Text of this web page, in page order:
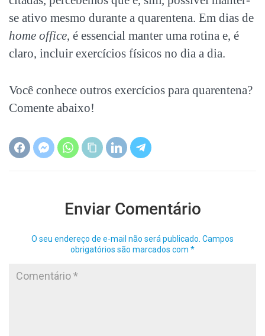
se ativo mesmo durante a quarentena. Em dias de
home office, é essencial manter uma rotina e, é
claro, incluir exercícios físicos no dia a dia.
Você conhece outros exercícios para quarentena?
Comente abaixo!
Enviar Comentário
O seu endereço de e-mail não será publicado. Campos
obrigatórios são marcados com *